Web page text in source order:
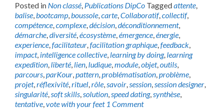
Posted in Non classé, Publications DipCo Taggedattente,
balise,bootcamp,boussole,carte,Collaboratif,collectif,
compétence,complexe,décision,déconditionnement,
démarche,diversité,écosystème,émergence,énergie,
experience,facilitateur,facilitation graphique,feedback,
impact, intelligence collective, learning by doing, learning
expedition, liberté, lien, ludique,module,objet,outils,
parcours,parKour,pattern,problématisation,problème,
projet,réflexivité,rituel,rôle,savoir,session,session designer,
singularité,soft skills,solution,speed dating,synthèse,
tentative,vote with your feet 1 Comment